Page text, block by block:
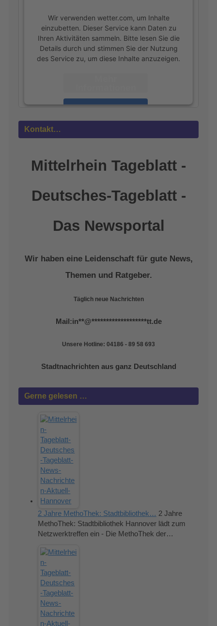
Wir verwenden wetter.com, um Inhalte
einzubetten. Dieser Service kann Daten zu
Ihren Aktivitäten sammeln. Bitte lesen Sie die
Details durch und stimmen Sie der Nutzung
des Service zu, um diese Inhalte anzuzeigen.
Akzeptieren
Kontakt…
Mittelrhein Tageblatt -
Deutsches-Tageblatt -
Das Newsportal
Wir haben eine Leidenschaft für gute News,
Themen und Ratgeber.
Täglich neue Nachrichten
Mail:in**@*******************tt.de
Unsere Hotline: 04186 - 89 58 693
Stadtnachrichten aus ganz Deutschland
Gerne gelesen …
2 Jahre MethoThek: Stadtbibliothek… 2 Jahre
MethoThek: Stadtbibliothek Hannover lädt zum
Netzwerktreffen ein - Die MethoThek der…